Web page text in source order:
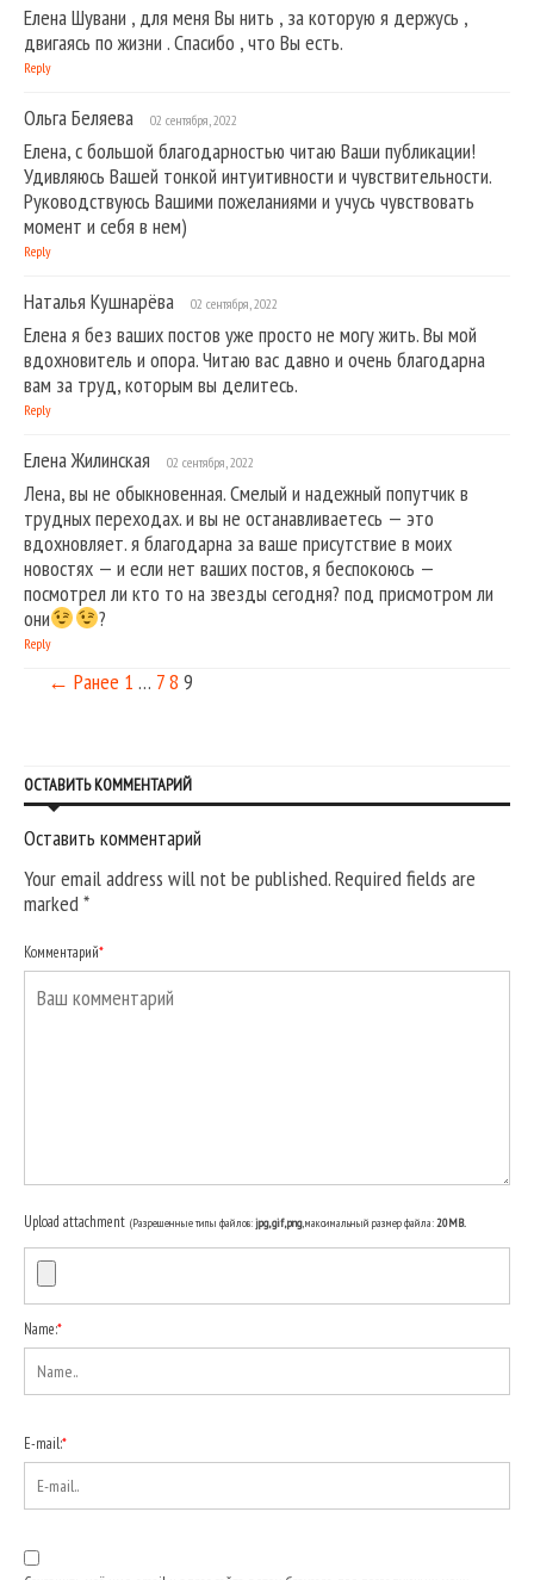
Елена Шувани , для меня Вы нить , за которую я держусь ,
двигаясь по жизни . Спасибо , что Вы есть.
Reply
Ольга Беляева 02 сентября, 2022
Елена, с большой благодарностью читаю Ваши публикации!
Удивляюсь Вашей тонкой интуитивности и чувствительности.
Руководствуюсь Вашими пожеланиями и учусь чувствовать
момент и себя в нем)
Reply
Наталья Кушнарёва 02 сентября, 2022
Елена я без ваших постов уже просто не могу жить. Вы мой
вдохновитель и опора. Читаю вас давно и очень благодарна
вам за труд, которым вы делитесь.
Reply
Елена Жилинская 02 сентября, 2022
Лена, вы не обыкновенная. Смелый и надежный попутчик в
трудных переходах. и вы не останавливаетесь — это
вдохновляет. я благодарна за ваше присутствие в моих
новостях — и если нет ваших постов, я беспокоюсь —
посмотрел ли кто то на звезды сегодня? под присмотром ли
они
?
Reply
← Ранее 1 … 78 9
ОСТАВИТЬ КОММЕНТАРИЙ
Оставить комментарий
Your email address will not be published. Required fields are
marked*
Комментарий*
Upload attachment (Разрешенные типы файлов:jpg, gif, png, максимальный размер файла:20MB.
Name:*
E-mail:*